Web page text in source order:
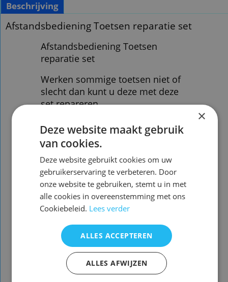
Beschrijving
Afstandsbediening Toetsen reparatie set
Afstandsbediening Toetsen
reparatie set
Werken sommige toetsen niet of
slecht dan kunt u deze met deze
set repareren
Inhoud: +- 50 rondjes en lijm
gebruiksaanwijzing staat op de
verpakking in Engels
let op: Open de
afstandsbediening nooit met een
schroevendraaier , dan kunt u de
Openen kan het beste met een
plastic kaart zoals bijvoorbeeld
een pinpas
×
Deze website maakt gebruik
van cookies.
Deze website gebruikt cookies om uw
gebruikerservaring te verbeteren. Door
onze website te gebruiken, stemt u in met
alle cookies in overeenstemming met ons
Cookiebeleid. Lees verder
ALLES ACCEPTEREN
ALLES AFWIJZEN